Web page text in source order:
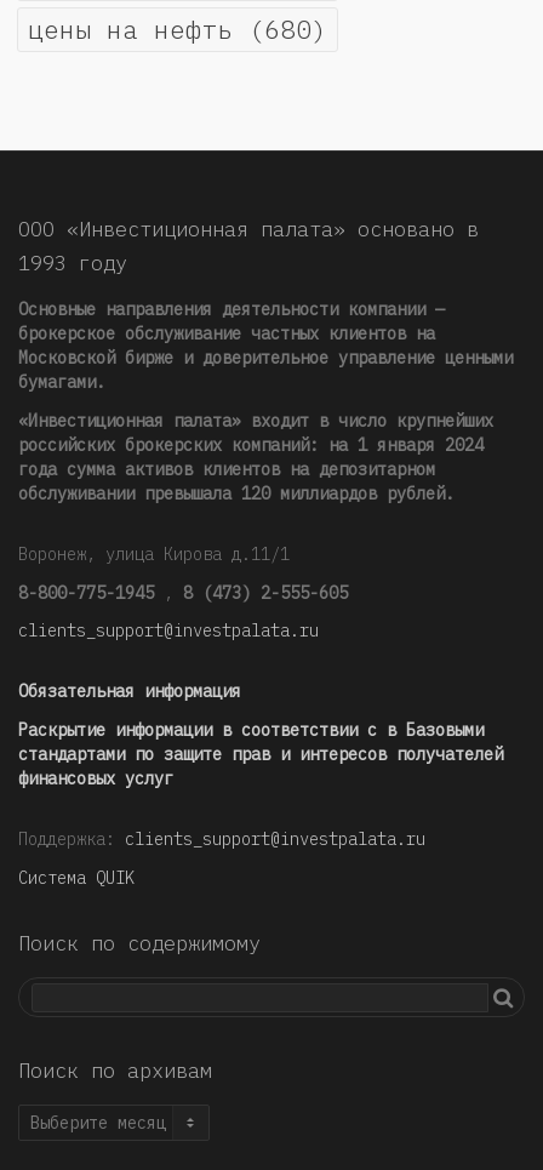
цены на нефть (680)
ООО «Инвестиционная палата» основано в
1993 году
Основные направления деятельности компании —
брокерское обслуживание частных клиентов на
Московской бирже и доверительное управление ценными
бумагами.
«Инвестиционная палата» входит в число крупнейших
российских брокерских компаний: на 1 января 2024
года сумма активов клиентов на депозитарном
обслуживании превышала 120 миллиардов рублей.
Воронеж, улица Кирова д.11/1
8-800-775-1945 , 8 (473) 2-555-605
clients_support@investpalata.ru
Обязательная информация
Раскрытие информации в соответствии с в Базовыми
стандартами по защите прав и интересов получателей
финансовых услуг
Поддержка: clients_support@investpalata.ru
Система QUIK
Поиск по содержимому
Поиск по архивам
Поиск